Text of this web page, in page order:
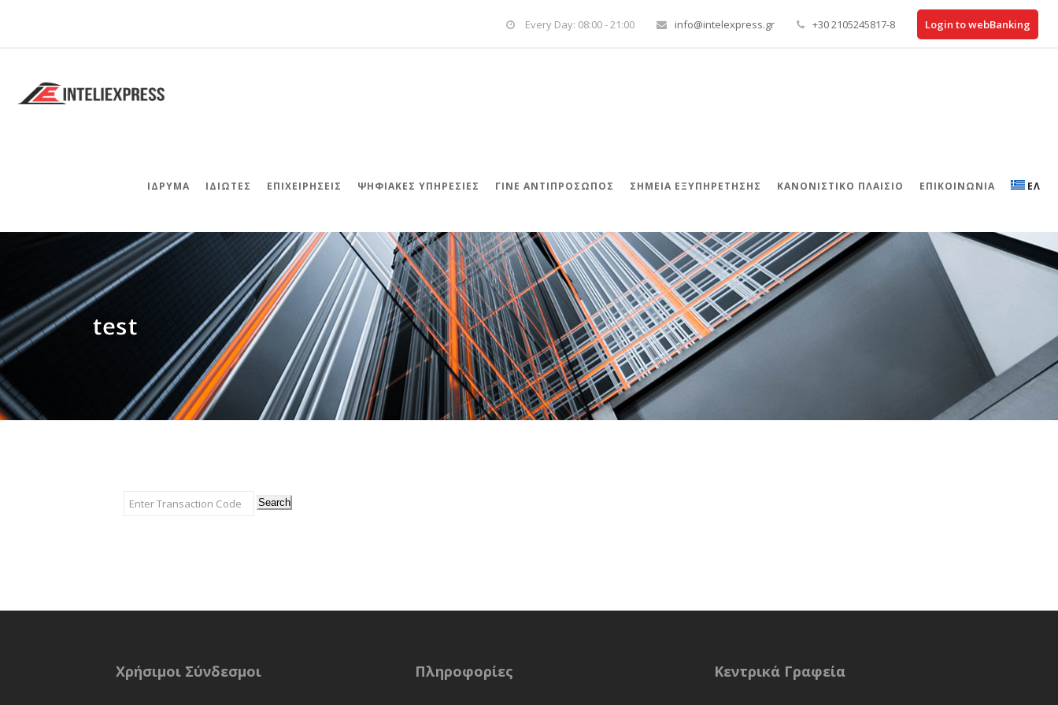
Every Day: 08:00 - 21:00 info@intelexpress.gr +30 2105245817-8 Login to webBanking
ΊΔΡΥΜΑ ΙΔΙΏΤΕΣ ΕΠΙΧΕΙΡΉΣΕΙΣ ΨΗΦΙΑΚΈΣ ΥΠΗΡΕΣΊΕΣ ΓΊΝΕ ΑΝΤΙΠΡΌΣΩΠΟΣ ΣΗΜΕΙΑ ΕΞΥΠΗΡΕΤΗΣΗΣ ΚΑΝΟΝΙΣΤΙΚΌ ΠΛΑΊΣΙΟ ΕΠΙΚΟΙΝΩΝΊΑ ΕΛ
test
Search
Χρήσιμοι Σύνδεσμοι Πληροφορίες Κεντρικά Γραφεία